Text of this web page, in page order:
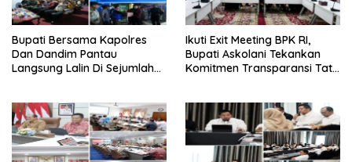
‎Bupati Bersama Kapolres
Dan Dandim Pantau
Langsung Lalin Di Sejumlah
Ikuti Exit Meeting BPK RI,
Bupati Askolani Tekankan
Komitmen Transparansi Tata